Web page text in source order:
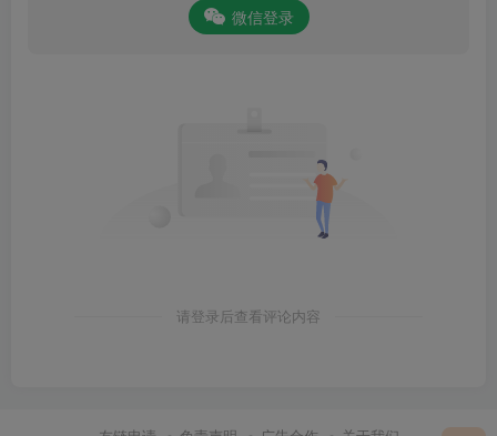
微信登录
请登录后查看评论内容